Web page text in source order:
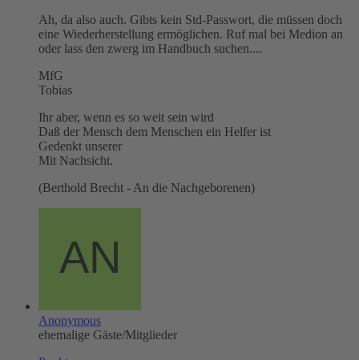
Ah, da also auch. Gibts kein Std-Passwort, die müssen doch
eine Wiederherstellung ermöglichen. Ruf mal bei Medion an
oder lass den zwerg im Handbuch suchen....
MfG
Tobias
Ihr aber, wenn es so weit sein wird
Daß der Mensch dem Menschen ein Helfer ist
Gedenkt unserer
Mit Nachsicht.
(Berthold Brecht - An die Nachgeborenen)
Anonymous
ehemalige Gäste/Mitglieder